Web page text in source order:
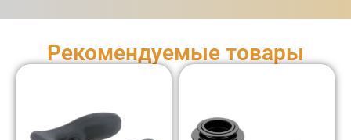
Рекомендуемые товары